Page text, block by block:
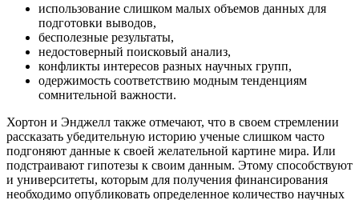
использование слишком малых объемов данных для
подготовки выводов,
бесполезные результаты,
недостоверный поисковый анализ,
конфликты интересов разных научных групп,
одержимость соответствию модным тенденциям
сомнительной важности.
Хортон и Энджелл также отмечают, что в своем стремлении
рассказать убедительную историю ученые слишком часто
подгоняют данные к своей желательной картине мира. Или
подстраивают гипотезы к своим данным. Этому способствуют
и университеты, которым для получения финансирования
необходимо опубликовать определенное количество научных